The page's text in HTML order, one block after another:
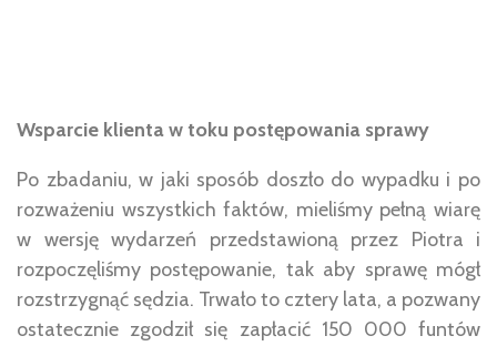
Wsparcie klienta w toku postępowania sprawy
Po zbadaniu, w jaki sposób doszło do wypadku i po
rozważeniu wszystkich faktów, mieliśmy pełną wiarę
w wersję wydarzeń przedstawioną przez Piotra i
rozpoczęliśmy postępowanie, tak aby sprawę mógł
rozstrzygnąć sędzia. Trwało to cztery lata, a pozwany
ostatecznie zgodził się zapłacić 150 000 funtów